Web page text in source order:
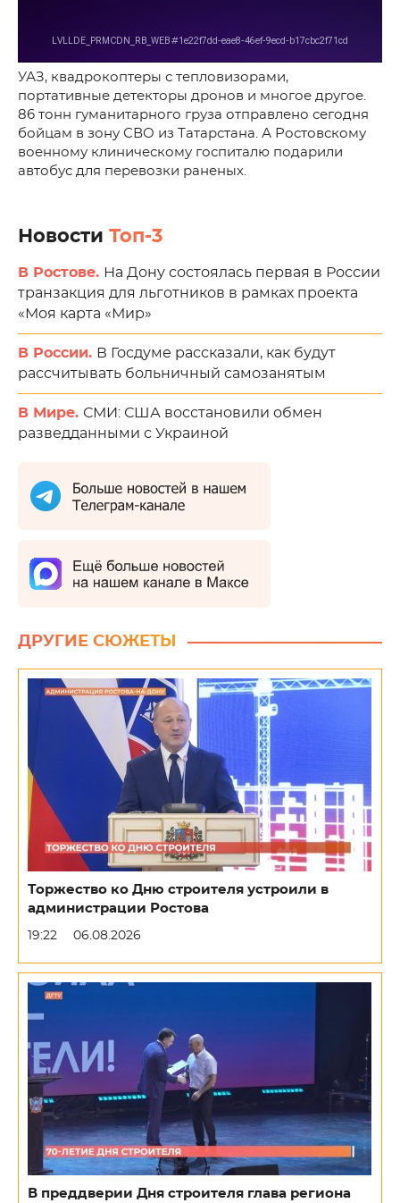
УАЗ, квадрокоптеры с тепловизорами,
портативные детекторы дронов и многое другое.
86 тонн гуманитарного груза отправлено сегодня
бойцам в зону СВО из Татарстана. А Ростовскому
военному клиническому госпиталю подарили
автобус для перевозки раненых.
Новости Топ-3
В Ростове. На Дону состоялась первая в России
транзакция для льготников в рамках проекта
«Моя карта «Мир»
В России. В Госдуме рассказали, как будут
рассчитывать больничный самозанятым
В Мире. СМИ: США восстановили обмен
разведданными с Украиной
ДРУГИЕ СЮЖЕТЫ
Торжество ко Дню строителя устроили в
администрации Ростова
19:22 06.08.2026
В преддверии Дня строителя глава региона